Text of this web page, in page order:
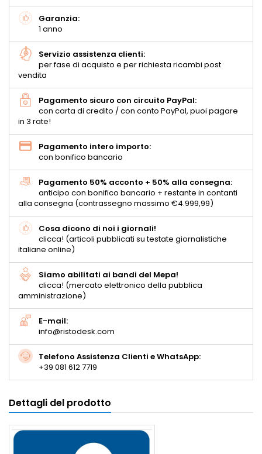
Garanzia:
1 anno
Servizio assistenza clienti:
per fase di acquisto e per richiesta ricambi post
vendita
Pagamento sicuro con circuito PayPal:
con carta di credito / con conto PayPal, puoi pagare
in 3 rate!
Pagamento intero importo:
con bonifico bancario
Pagamento 50% acconto + 50% alla consegna:
anticipo con bonifico bancario + restante in contanti
alla consegna (contrassegno massimo €4.999,99)
Cosa dicono di noi i giornali!
clicca! (articoli pubblicati su testate giornalistiche
italiane online)
Siamo abilitati ai bandi del Mepa!
clicca! (mercato elettronico della pubblica
amministrazione)
E-mail:
info@ristodesk.com
Telefono Assistenza Clienti e WhatsApp:
+39 081 612 7719
Dettagli del prodotto